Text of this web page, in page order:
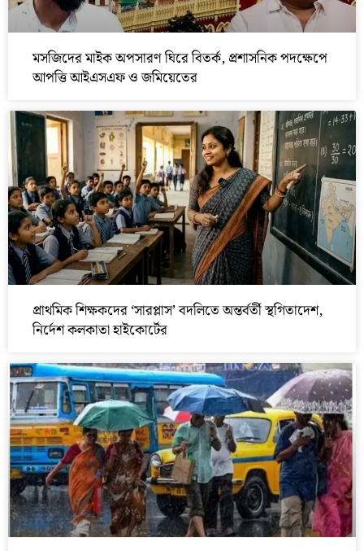
মসজিদের মাইক অপসারণ ঘিরে বিতর্ক, প্রশাসনিক পদক্ষেপে
আপত্তি আইএসএফ ও জমিয়েতের
প্রাথমিক শিক্ষকদের ‘সারপ্লাস’ বদলিতে অন্তর্বর্তী স্থগিতাদেশ,
নির্দেশ কলকাতা হাইকোর্টের